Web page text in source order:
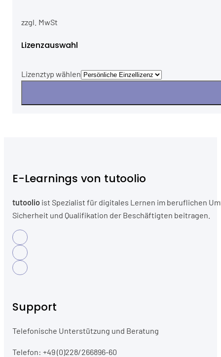
zzgl. MwSt
Lizenzauswahl
Lizenztyp wählen
E-Learnings von tutoolio
tutoolio ist Spezialist für digitales Lernen im beruflichen
Sicherheit und Qualifikation der Beschäftigten beitragen.
Support
Telefonische Unterstützung und Beratung
Telefon: +49 (0)228/266896-60